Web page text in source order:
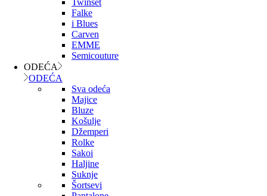
Twinset
Falke
i Blues
Carven
EMME
Semicouture
ODEĆA
ODEĆA
Sva odeća
Majice
Bluze
Košulje
Džemperi
Rolke
Sakoi
Haljine
Suknje
Šortsevi